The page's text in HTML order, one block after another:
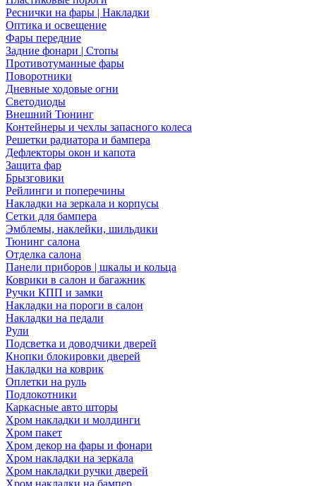
Реснички на фары | Накладки
Оптика и освещение
Фары передние
Задние фонари | Стопы
Противотуманные фары
Поворотники
Дневные ходовые огни
Светодиоды
Внешний Тюнинг
Контейнеры и чехлы запасного колеса
Решетки радиатора и бампера
Дефлекторы окон и капота
Защита фар
Брызговики
Рейлинги и поперечины
Накладки на зеркала и корпусы
Сетки для бампера
Эмблемы, наклейки, шильдики
Тюнинг салона
Отделка салона
Панели приборов | шкалы и кольца
Коврики в салон и багажник
Ручки КПП и замки
Накладки на пороги в салон
Накладки на педали
Рули
Подсветка и доводчики дверей
Кнопки блокировки дверей
Накладки на коврик
Оплетки на руль
Подлокотники
Каркасные авто шторы
Хром накладки и молдинги
Хром пакет
Хром декор на фары и фонари
Хром накладки на зеркала
Хром накладки ручки дверей
Хром накладки на бампер